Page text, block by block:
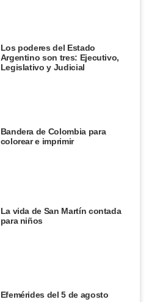
Los poderes del Estado
Argentino son tres: Ejecutivo,
Legislativo y Judicial
Bandera de Colombia para
colorear e imprimir
La vida de San Martín contada
para niños
Efemérides del 5 de agosto